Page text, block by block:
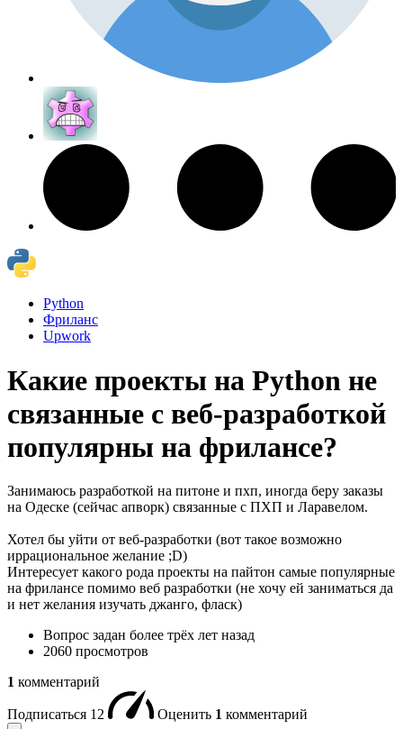
Python
Фриланс
Upwork
Какие проекты на Python не
связанные с веб-разработкой
популярны на фрилансе?
Занимаюсь разработкой на питоне и пхп, иногда беру заказы
на Одеске (сейчас апворк) связанные с ПХП и Ларавелом.
Хотел бы уйти от веб-разработки (вот такое возможно
иррациональное желание ;D)
Интересует какого рода проекты на пайтон самые популярные
на фрилансе помимо веб разработки (не хочу ей заниматься да
и нет желания изучать джанго, фласк)
Вопрос задан более трёх лет назад
2060 просмотров
1 комментарий
Подписаться 12 Оценить 1 комментарий